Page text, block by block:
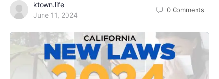
ktown.life
June 11, 2024
0 Comments